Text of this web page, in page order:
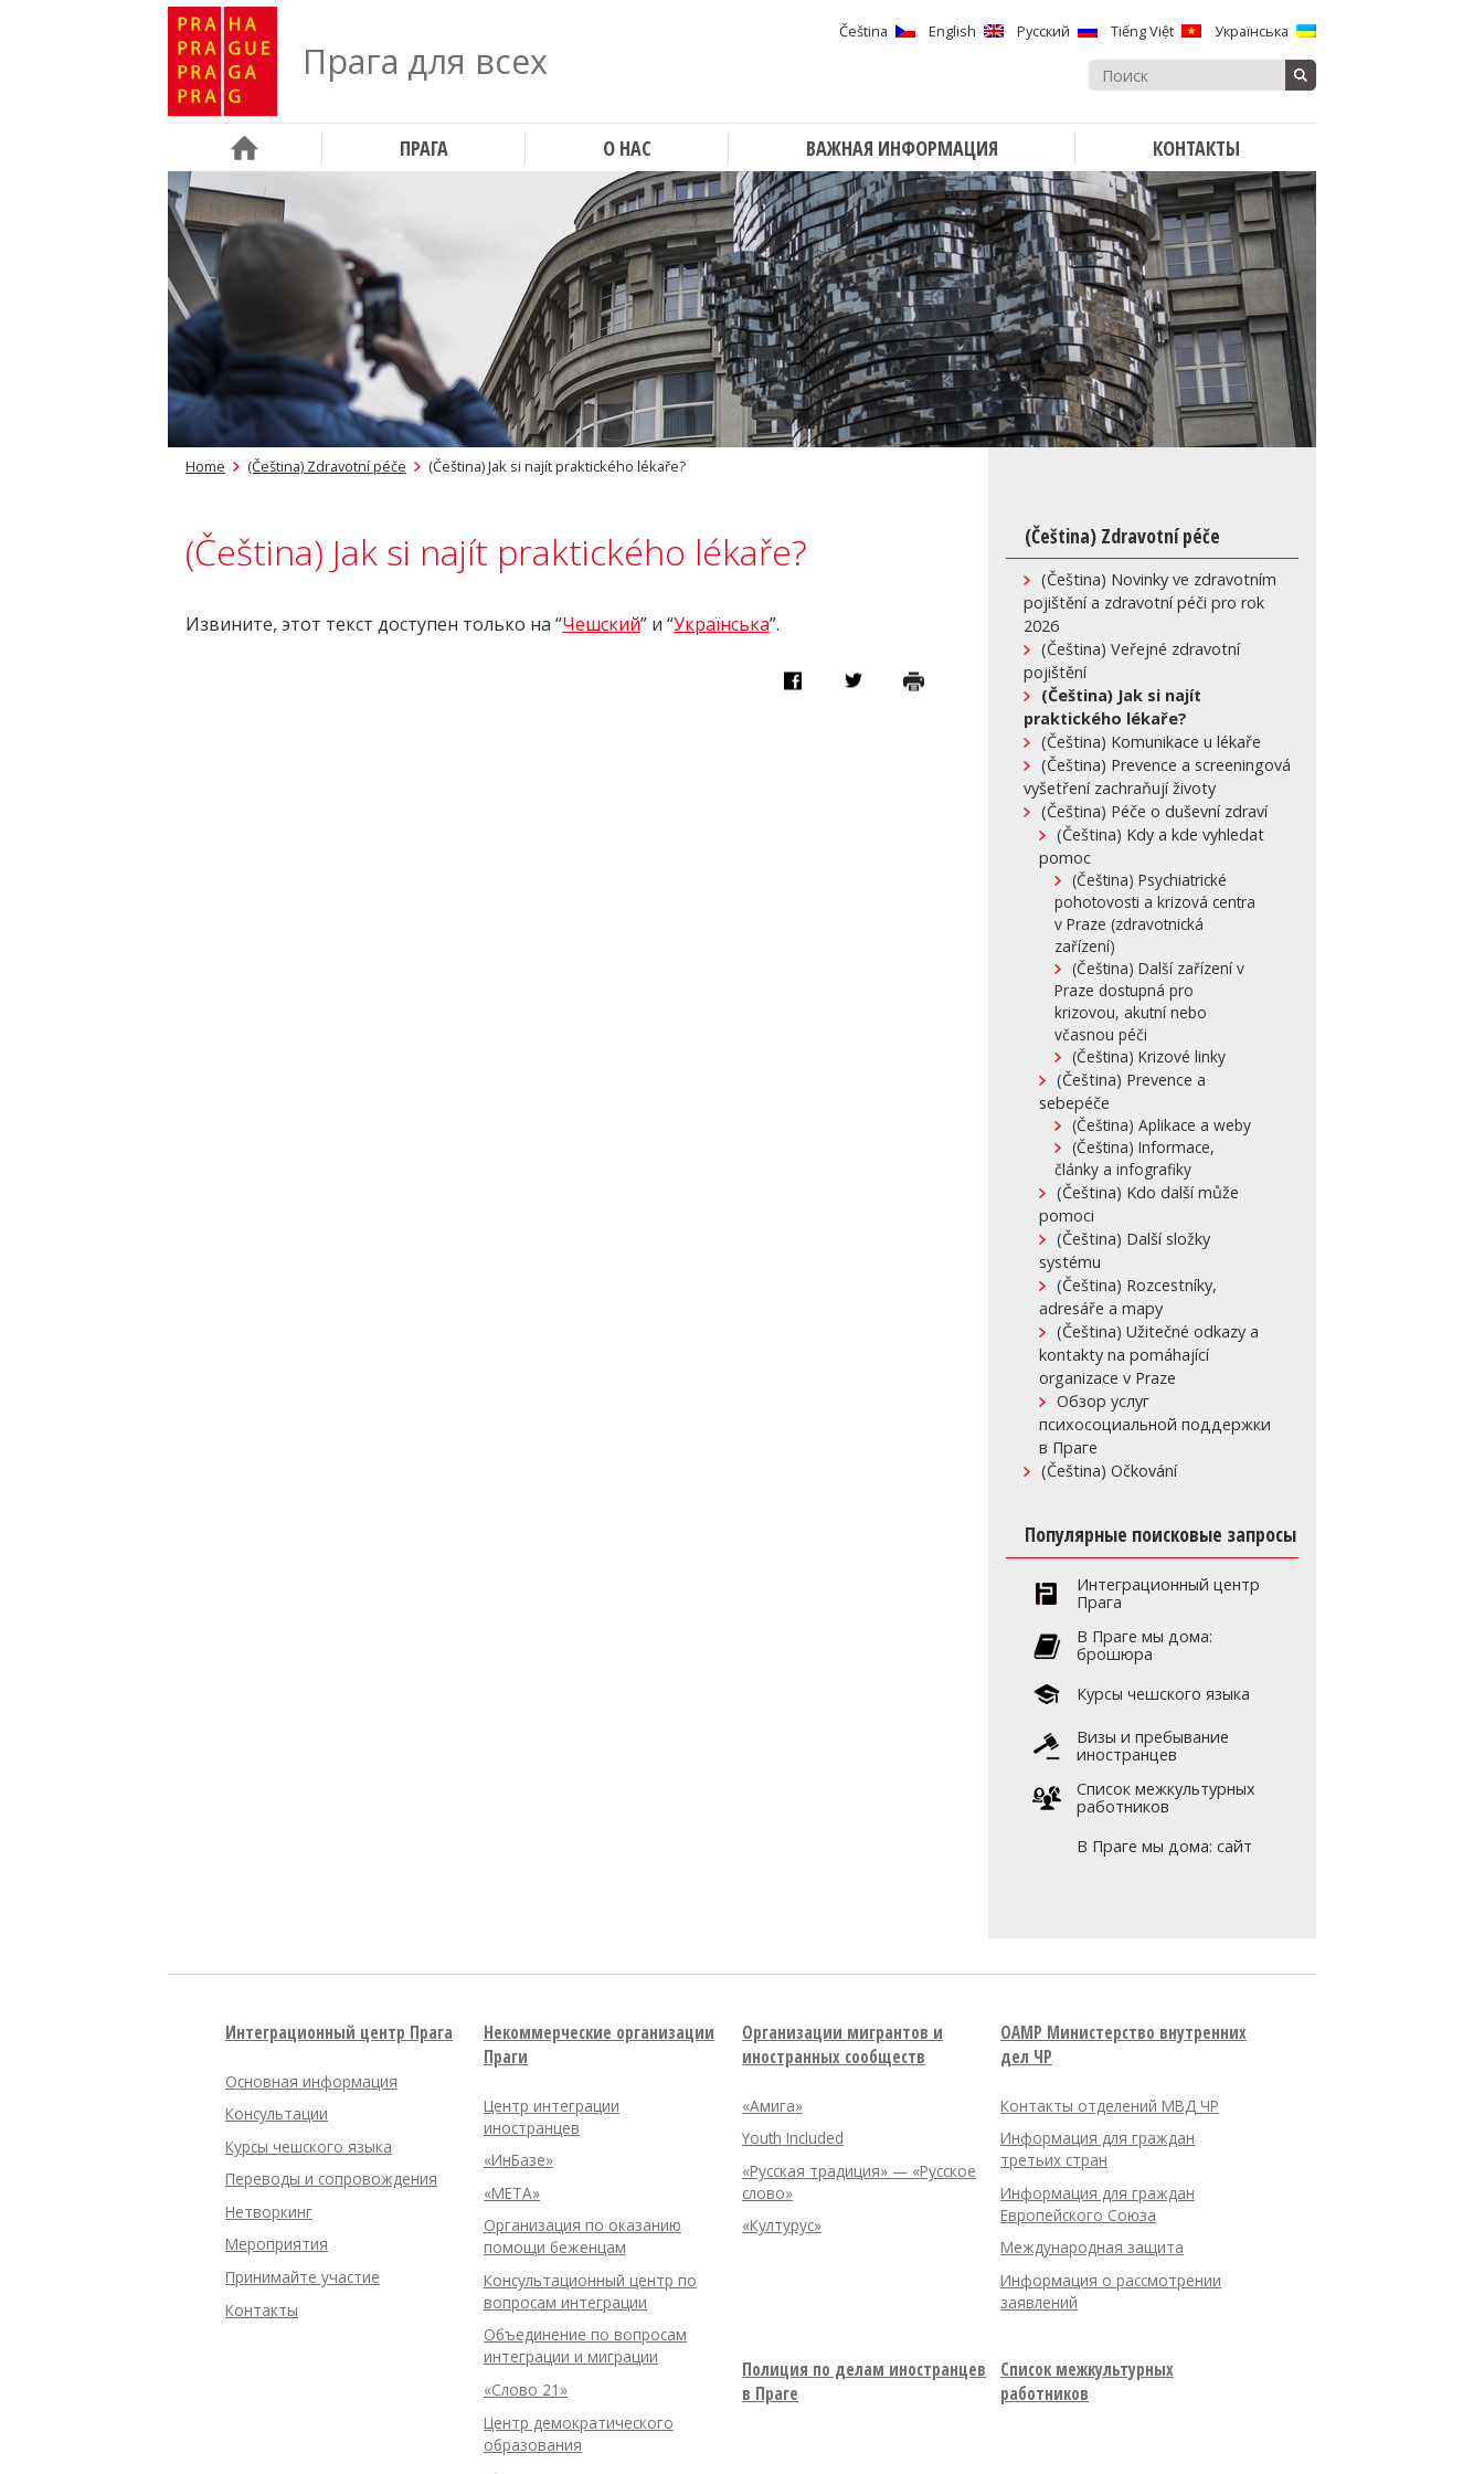
Прага для всех
Čeština English Русский Tiếng Việt Українська
ПРАГА О НАС ВАЖНАЯ ИНФОРМАЦИЯ КОНТАКТЫ
Home (Čeština) Zdravotní péče (Čeština) Jak si najít praktického lékaře?
(Čeština) Jak si najít praktického lékaře?
Извините, этот текст доступен только на “Чешский” и “Українська”.
(Čeština) Zdravotní péče
(Čeština) Novinky ve zdravotním
pojištění a zdravotní péči pro rok
2026
(Čeština) Veřejné zdravotní
pojištění
(Čeština) Jak si najít
praktického lékaře?
(Čeština) Komunikace u lékaře
(Čeština) Prevence a screeningová
vyšetření zachraňují životy
(Čeština) Péče o duševní zdraví
(Čeština) Kdy a kde vyhledat
pomoc
(Čeština) Psychiatrické
pohotovosti a krizová centra
v Praze (zdravotnická
zařízení)
(Čeština) Další zařízení v
Praze dostupná pro
krizovou, akutní nebo
včasnou péči
(Čeština) Krizové linky
(Čeština) Prevence a
sebepéče
(Čeština) Aplikace a weby
(Čeština) Informace,
články a infografiky
(Čeština) Kdo další může
pomoci
(Čeština) Další složky
systému
(Čeština) Rozcestníky,
adresáře a mapy
(Čeština) Užitečné odkazy a
kontakty na pomáhající
organizace v Praze
Обзор услуг
психосоциальной поддержки
в Праге
(Čeština) Očkování
Популярные поисковые запросы
Интеграционный центр
Прага
В Праге мы дома:
брошюра
Курсы чешского языка
Визы и пребывание
иностранцев
Список межкультурных
работников
В Праге мы дома: сайт
Интеграционный центр Прага
Основная информация
Консультации
Курсы чешского языка
Переводы и сопровождения
Нетворкинг
Мероприятия
Принимайте участие
Контакты
Некоммерческие организации
Праги
Центр интеграции
иностранцев
«ИнБазе»
«META»
Организация по оказанию
помощи беженцам
Консультационный центр по
вопросам интеграции
Объединение по вопросам
интеграции и миграции
«Слово 21»
Центр демократического
образования
Организации мигрантов и
иностранных сообществ
«Амига»
Youth Included
«Русская традиция» — «Русское
слово»
«Културус»
OAMP Министерство внутренних
дел ЧР
Контакты отделений МВД ЧР
Информация для граждан
третьих стран
Информация для граждан
Европейского Союза
Международная защита
Информация о рассмотрении
заявлений
Полиция по делам иностранцев
в Праге
Список межкультурных
работников